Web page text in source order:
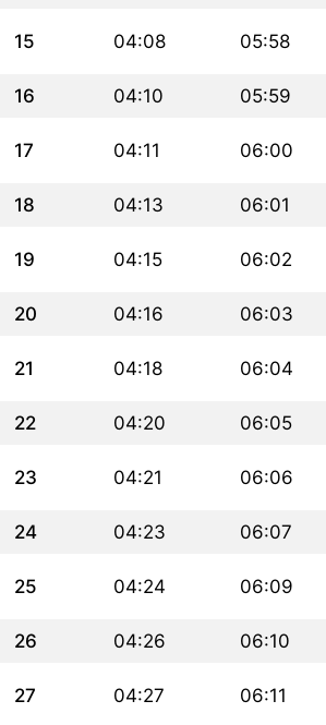
15 04:08 05:58
16 04:10 05:59
17 04:11 06:00
18 04:13 06:01
19 04:15 06:02
20 04:16 06:03
21 04:18 06:04
22 04:20 06:05
23 04:21 06:06
24 04:23 06:07
25 04:24 06:09
26 04:26 06:10
27 04:27 06:11